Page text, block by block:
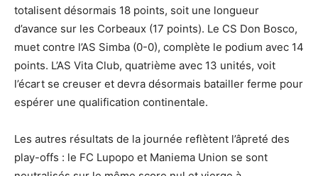
totalisent désormais 18 points, soit une longueur
d’avance sur les Corbeaux (17 points). Le CS Don Bosco,
muet contre l’AS Simba (0-0), complète le podium avec 14
points. L’AS Vita Club, quatrième avec 13 unités, voit
l’écart se creuser et devra désormais batailler ferme pour
espérer une qualification continentale.
Les autres résultats de la journée reflètent l’âpreté des
play-offs : le FC Lupopo et Maniema Union se sont